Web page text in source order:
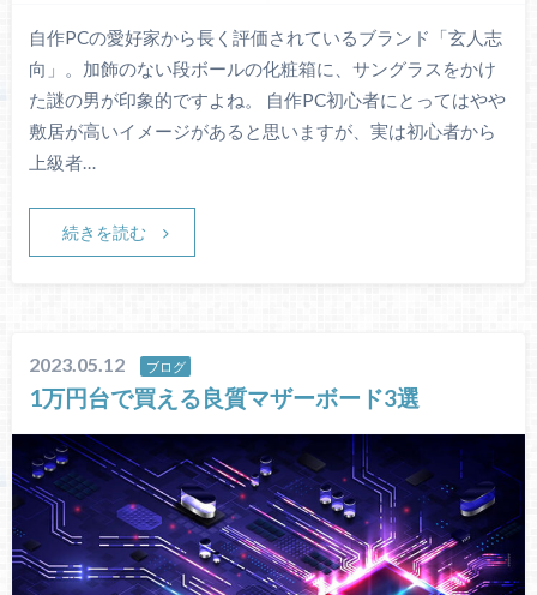
自作PCの愛好家から長く評価されているブランド「玄人志
向」。加飾のない段ボールの化粧箱に、サングラスをかけ
た謎の男が印象的ですよね。 自作PC初心者にとってはやや
敷居が高いイメージがあると思いますが、実は初心者から
上級者…
続きを読む
2023.05.12 ブログ
1万円台で買える良質マザーボード3選